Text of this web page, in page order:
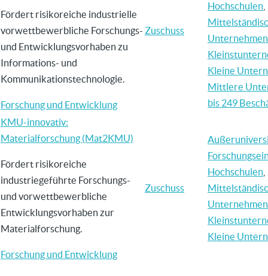
Fördert risikoreiche industrielle
vorwettbewerbliche Forschungs-
und Entwicklungsvorhaben zu
Informations- und
Kommunikationstechnologie.
Forschung und Entwicklung
Zuschuss
Hochschulen
Unternehmen
Kleine
Mittlere
bis 249
KMU-innovativ:
Materialforschung (Mat2KMU)
Fördert risikoreiche
industriegeführte Forschungs-
und vorwettbewerbliche
Entwicklungsvorhaben zur
Materialforschung.
Forschung und Entwicklung
Zuschuss
Hochschulen
Unternehmen
Kleine